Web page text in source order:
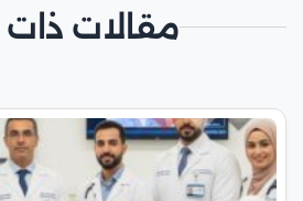
مقالات